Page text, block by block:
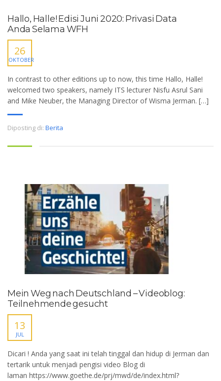
Hallo, Halle! Edisi Juni 2020: Privasi Data
Anda Selama WFH
26
OKTOBER
In contrast to other editions up to now, this time Hallo, Halle!
welcomed two speakers, namely ITS lecturer Nisfu Asrul Sani
and Mike Neuber, the Managing Director of Wisma Jerman. […]
Diposting di: Berita
Mein Weg nach Deutschland – Videoblog:
Teilnehmende gesucht
13
JUL
Dicari ! Anda yang saat ini telah tinggal dan hidup di Jerman dan
tertarik untuk menjadi pengisi video Blog di
laman https://www.goethe.de/prj/mwd/de/index.html?